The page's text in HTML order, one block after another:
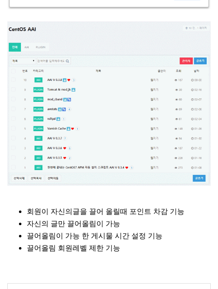
회원이 자신의글을 끌어 올릴때 포인트 차감 기능
자신의 글만 끌어올림이 가능
끌어올림이 가능 한 게시물 시간 설정 기능
끌어올림 회원레벨 제한 기능